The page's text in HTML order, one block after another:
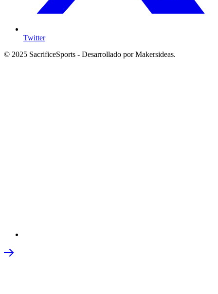
Twitter
© 2025 SacrificeSports - Desarrollado por Makersideas.